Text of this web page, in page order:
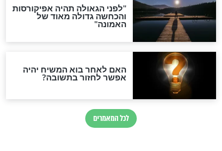
החדש
חדשות יהדות
הותר לפרסום: לוחמי מילואים